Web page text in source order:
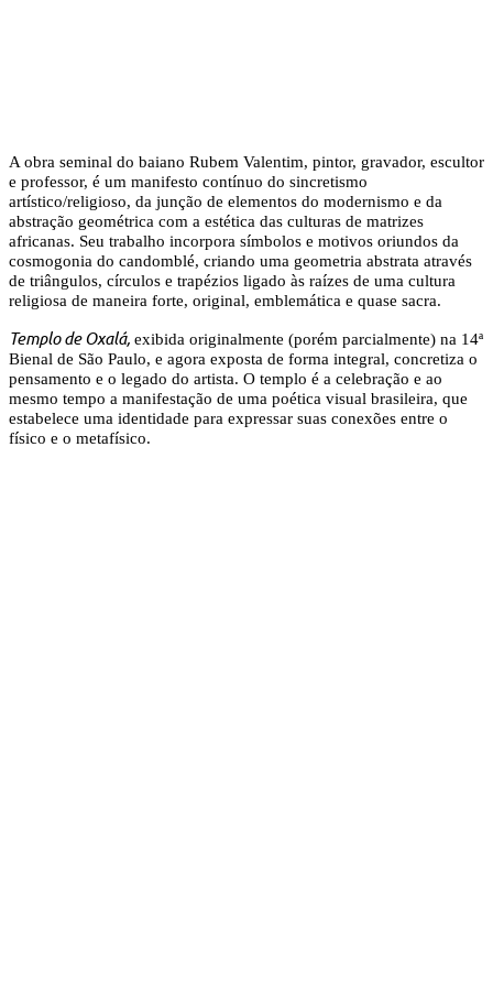
A obra seminal do baiano Rubem Valentim, pintor, gravador, escultor
e professor, é um manifesto contínuo do sincretismo
artístico/religioso, da junção de elementos do modernismo e da
abstração geométrica com a estética das culturas de matrizes
africanas. Seu trabalho incorpora símbolos e motivos oriundos da
cosmogonia do candomblé, criando uma geometria abstrata através
de triângulos, círculos e trapézios ligado às raízes de uma cultura
religiosa de maneira forte, original, emblemática e quase sacra.
Templo de Oxalá, exibida originalmente (porém parcialmente) na 14ª
Bienal de São Paulo, e agora exposta de forma integral, concretiza o
pensamento e o legado do artista. O templo é a celebração e ao
mesmo tempo a manifestação de uma poética visual brasileira, que
estabelece uma identidade para expressar suas conexões entre o
físico e o metafísico.